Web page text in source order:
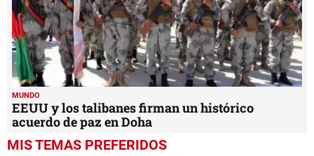
MUNDO
EEUU y los talibanes firman un histórico
acuerdo de paz en Doha
MIS TEMAS PREFERIDOS